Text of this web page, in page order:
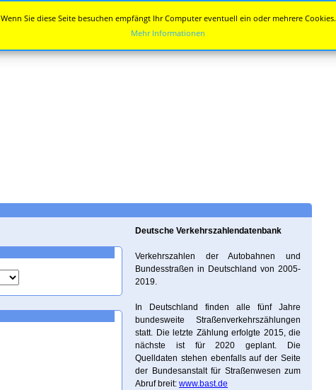
Deutsche Verkehrszahlendatenbank
Verkehrszahlen der Autobahnen und
Bundesstraßen in Deutschland von 2005-
2019.
In Deutschland finden alle fünf Jahre
bundesweite Straßenverkehrszählungen
statt. Die letzte Zählung erfolgte 2015, die
nächste ist für 2020 geplant. Die
Quelldaten stehen ebenfalls auf der Seite
der Bundesanstalt für Straßenwesen zum
Abruf breit: www.bast.de
Wenn Sie diese Seite besuchen empfängt Ihr Computer eventuell ein oder mehrere Cookies.
Mehr Informationen